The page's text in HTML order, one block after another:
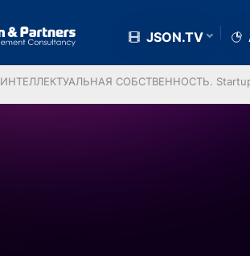
JSON.TV
ИНТЕЛЛЕКТУАЛЬНАЯ СОБСТВЕННОСТЬ. Startup